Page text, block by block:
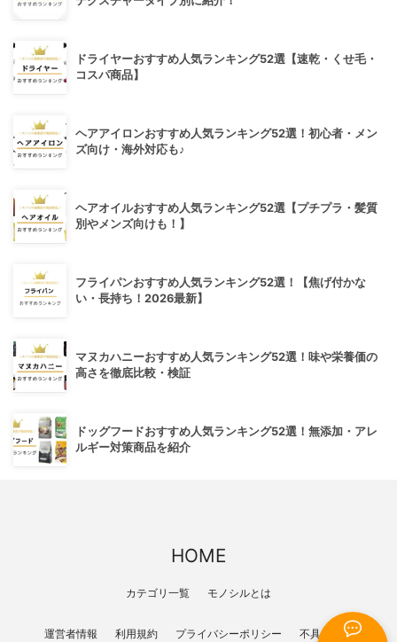
ドライヤーおすすめ人気ランキング52選【速乾・くせ毛・
コスパ商品】
ヘアアイロンおすすめ人気ランキング52選！初心者・メン
ズ向け・海外対応も♪
ヘアオイルおすすめ人気ランキング52選【プチプラ・髪質
別やメンズ向けも！】
フライパンおすすめ人気ランキング52選！【焦げ付かな
い・長持ち！2026最新】
マヌカハニーおすすめ人気ランキング52選！味や栄養価の
高さを徹底比較・検証
ドッグフードおすすめ人気ランキング52選！無添加・アレ
ルギー対策商品を紹介
HOME
カテゴリ一覧 モノシルとは
運営者情報 利用規約 プライバシーポリシー 不具合報告